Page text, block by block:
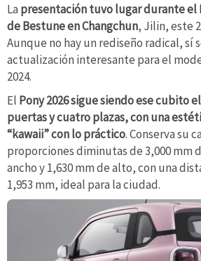
La presentación tuvo lugar durante el
de Bestune en Changchun, Jilin, este
Aunque no hay un rediseño radical, sí
actualización interesante para el
2024.
El Pony 2026 sigue siendo ese cubito
puertas y cuatro plazas, con una
“kawaii” con lo práctico. Conserva su
proporciones diminutas de 3,000 mm
ancho y 1,630 mm de alto, con una
1,953 mm, ideal para la ciudad.